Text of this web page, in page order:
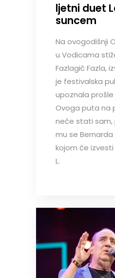
ljetni duet
suncem
Na ovogodišnji
u Vodicama
Fazlagić Fazla,
je festivalska
upoznala
Ovoga puta na
neće stati sam,
mu se Bernarda
kojom će
L.